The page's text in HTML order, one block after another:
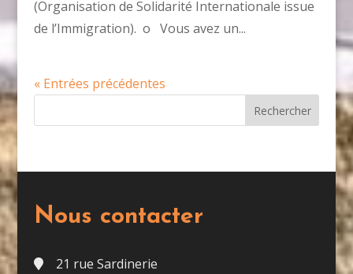
(Organisation de Solidarité Internationale issue
de l’Immigration). o Vous avez un...
« Entrées précédentes
Nous contacter
21 rue Sardinerie